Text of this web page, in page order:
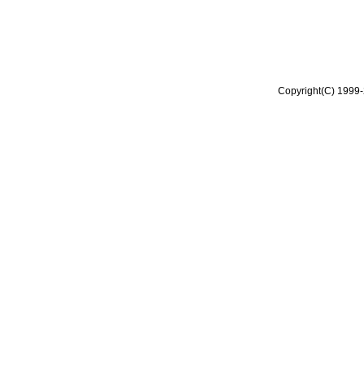
Copyright(C)